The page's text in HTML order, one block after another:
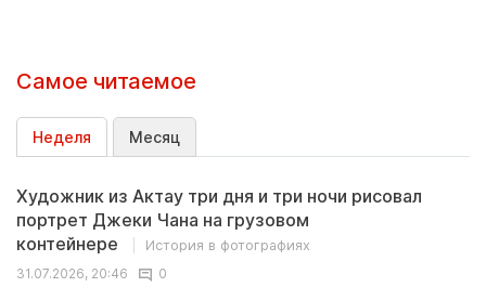
Самое читаемое
Неделя Месяц
Художник из Актау три дня и три ночи рисовал
портрет Джеки Чана на грузовом
контейнере
История в фотографиях
31.07.2026, 20:46
0